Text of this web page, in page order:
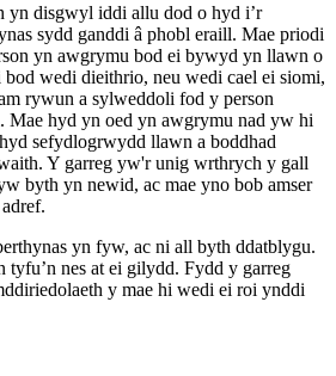
yn disgwyl iddi allu dod o hyd i’r
sydd ganddi â phobl eraill. Mae priodi
yn awgrymu bod ei bywyd yn llawn o
bod wedi dieithrio, neu wedi cael ei siomi,
rywun a sylweddoli fod y person
Mae hyd yn oed yn awgrymu nad yw hi
sefydlogrwydd llawn a boddhad
Y garreg yw'r unig wrthrych y gall
byth yn newid, ac mae yno bob amser
yn fyw, ac ni all byth ddatblygu.
tyfu’n nes at ei gilydd. Fydd y garreg
y mae hi wedi ei roi ynddi